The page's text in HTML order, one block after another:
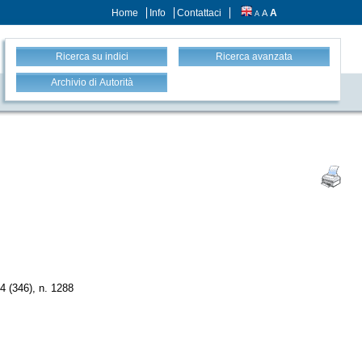
Home Info Contattaci A A A
Ricerca su indici Ricerca avanzata
Archivio di Autorità